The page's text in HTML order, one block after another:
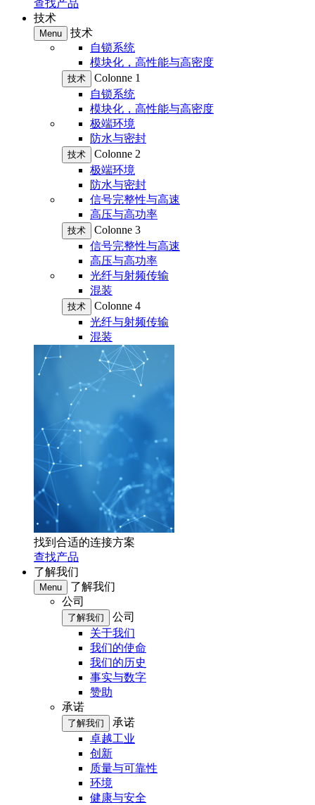
查找产品
技术
Menu
技术
自锁系统
模块化，高性能与高密度
技术
Colonne 1
自锁系统
模块化，高性能与高密度
极端环境
防水与密封
技术
Colonne 2
极端环境
防水与密封
信号完整性与高速
高压与高功率
技术
Colonne 3
信号完整性与高速
高压与高功率
光纤与射频传输
混装
技术
Colonne 4
光纤与射频传输
混装
找到合适的连接方案
查找产品
了解我们
Menu
了解我们
公司
了解我们
公司
关于我们
我们的使命
我们的历史
事实与数字
赞助
承诺
了解我们
承诺
卓越工业
创新
质量与可靠性
环境
健康与安全